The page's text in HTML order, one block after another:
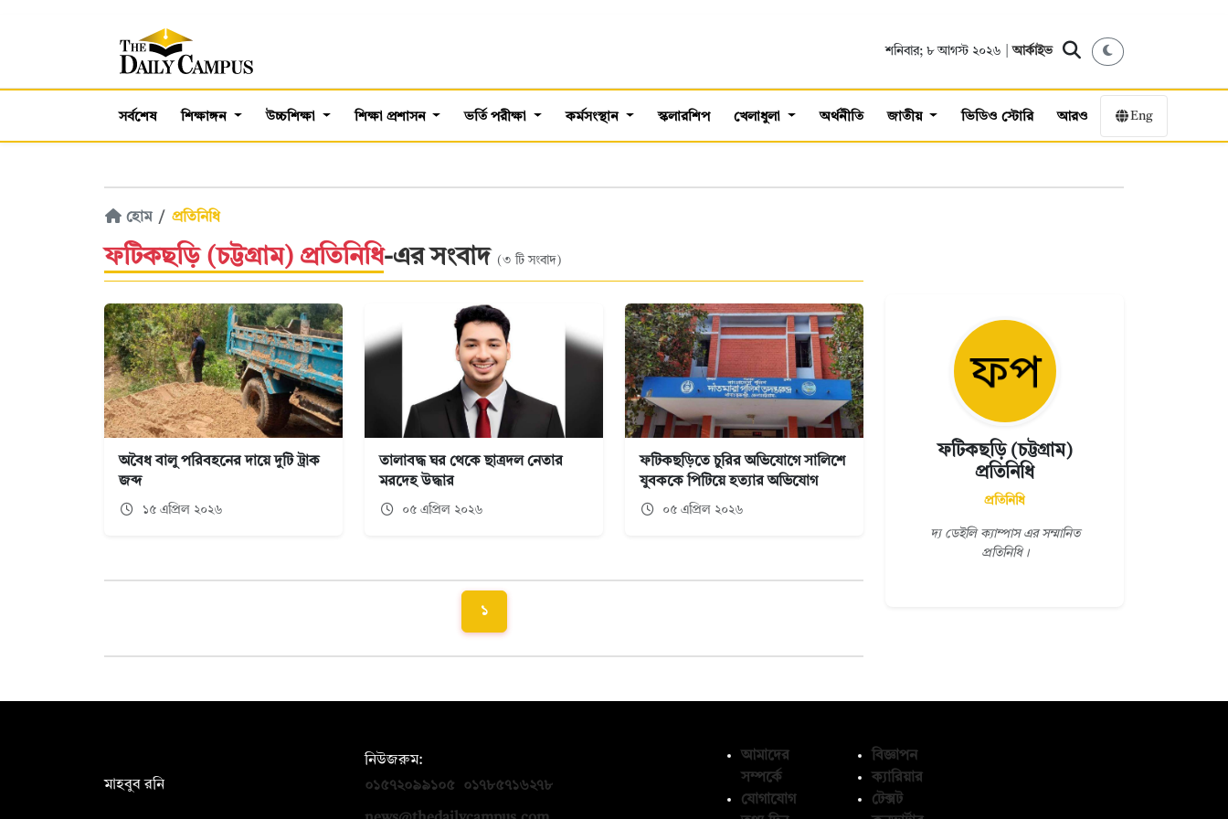
শনিবার; ৮ আগস্ট ২০২৬ |আর্কাইভ
সর্বশেষ শিক্ষাঙ্গন উচ্চশিক্ষা শিক্ষা প্রশাসন ভর্তি পরীক্ষা কর্মসংস্থান স্কলারশিপ খেলাধুলা অর্থনীতি জাতীয় ভিডিও স্টোরি আরও Eng
হোম প্রতিনিধি
ফটিকছড়ি (চট্টগ্রাম) প্রতিনিধি-এর সংবাদ (৩ টি সংবাদ)
অবৈধ বালু পরিবহনের দায়ে দুটি ট্রাক
জব্দ
১৫ এপ্রিল ২০২৬
তালাবদ্ধ ঘর থেকে ছাত্রদল নেতার
মরদেহ উদ্ধার
০৫ এপ্রিল ২০২৬
ফটিকছড়িতে চুরির অভিযোগে সালিশে
যুবককে পিটিয়ে হত্যার অভিযোগ
০৫ এপ্রিল ২০২৬
১
ফটিকছড়ি (চট্টগ্রাম)
প্রতিনিধি
প্রতিনিধি
দ্য ডেইলি ক্যাম্পাস এর সম্মানিত
প্রতিনিধি।
মাহবুব রনি
নিউজরুম:
০১৫৭২০৯৯১০৫
০১৭৮৫৭১৬২৭৮
আমাদের
সম্পর্কে
যোগাযোগ
বিজ্ঞাপন
ক্যারিয়ার
টেক্সট